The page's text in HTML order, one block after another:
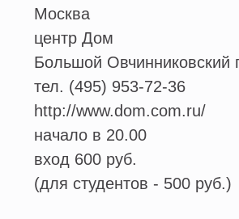
Москва
центр Дом
Большой Овчинниковский
тел. (495) 953-72-36
http://www.dom.com.ru/
начало в 20.00
вход 600 руб.
(для студентов - 500 руб.)